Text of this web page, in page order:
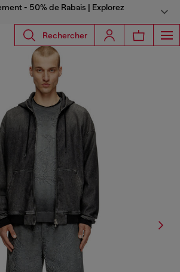
- 50% de Rabais | Explorez
Rechercher